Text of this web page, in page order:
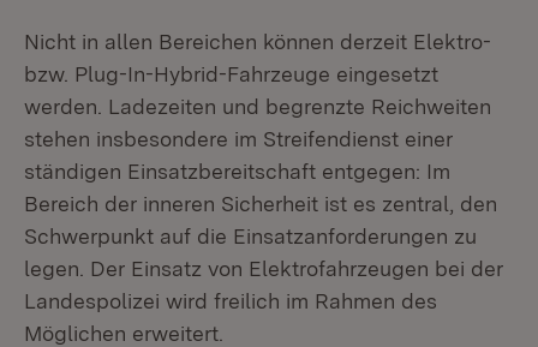
Nicht in allen Bereichen können derzeit Elektro-
bzw. Plug-In-Hybrid-Fahrzeuge eingesetzt
werden. Ladezeiten und begrenzte Reichweiten
stehen insbesondere im Streifendienst einer
ständigen Einsatzbereitschaft entgegen: Im
Bereich der inneren Sicherheit ist es zentral, den
Schwerpunkt auf die Einsatzanforderungen zu
legen. Der Einsatz von Elektrofahrzeugen bei der
Landespolizei wird freilich im Rahmen des
Möglichen erweitert.